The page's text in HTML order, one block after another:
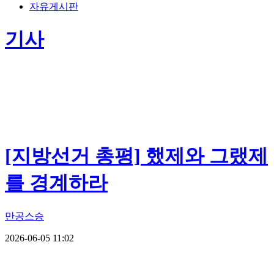
자유게시판
기사
[지방선거 총평] 했제와 그랬제
를 경계하라
만공스승
2026-06-05 11:02